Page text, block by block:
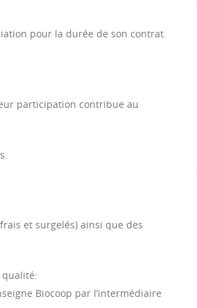
pour la durée de son contrat.
participation contribue au
et surgelés) ainsi que des
qualité:
Biocoop par l’intermédiaire